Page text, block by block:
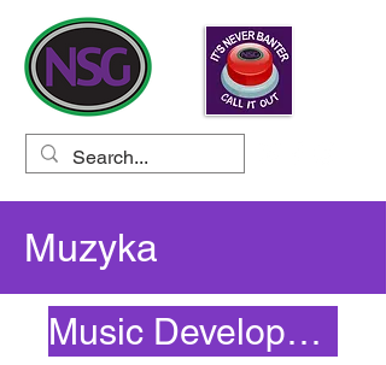
Muzyka
Music Development